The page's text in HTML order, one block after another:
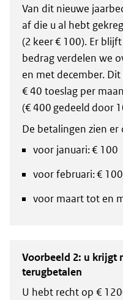
Van dit nieuwe
af die u al hebt
(2 keer € 100). Er
bedrag verdelen we
en met december.
€ 40 toeslag per
(€ 400 gedeeld door
De betalingen zien er
voor januari: € 100
voor februari: € 100
voor maart tot en
Voorbeeld 2: u krijgt
terugbetalen
U hebt recht op €